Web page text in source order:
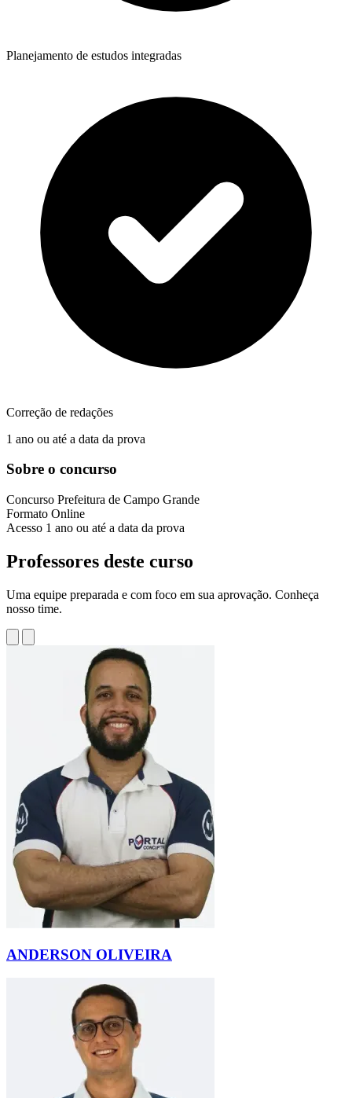
Planejamento de estudos integradas
Correção de redações
1 ano ou até a data da prova
Sobre o concurso
Concurso Prefeitura de Campo Grande
Formato Online
Acesso 1 ano ou até a data da prova
Professores deste curso
Uma equipe preparada e com foco em sua aprovação. Conheça
nosso time.
ANDERSON OLIVEIRA